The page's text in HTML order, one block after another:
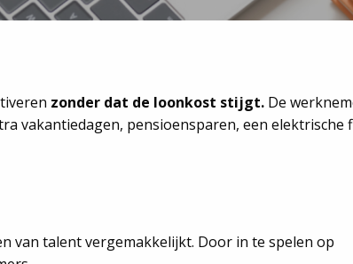
zonder dat de loonkost stijgt. De
vakantiedagen, pensioensparen, een elektrische
van talent vergemakkelijkt. Door in te spelen op